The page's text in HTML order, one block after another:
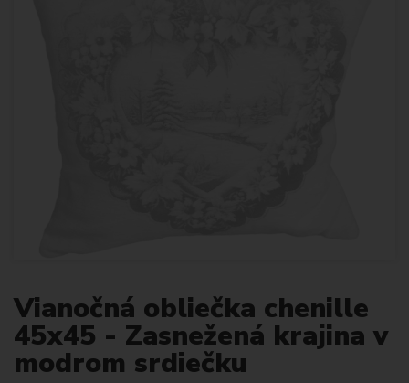
Vianočná obliečka chenille
45x45 - Zasnežená krajina v
modrom srdiečku